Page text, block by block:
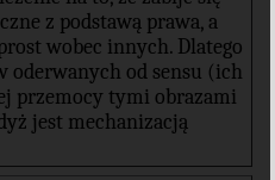
z podstawą prawa, a
wobec innych. Dlatego
oderwanych od sensu (ich
przemocy tymi obrazami
jest mechanizacją